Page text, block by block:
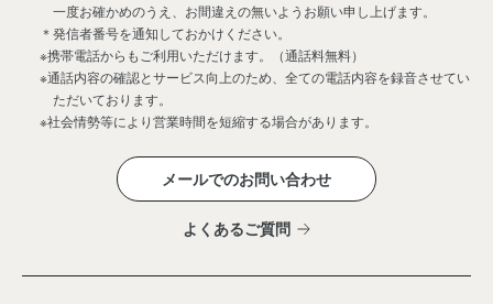
一度お確かめのうえ、お間違えの無いようお願い申し上げます。
＊発信者番号を通知しておかけください。
※携帯電話からもご利用いただけます。（通話料無料）
※通話内容の確認とサービス向上のため、全ての電話内容を録音させてい
ただいております。
※社会情勢等により営業時間を短縮する場合があります。
メールでのお問い合わせ
よくあるご質問